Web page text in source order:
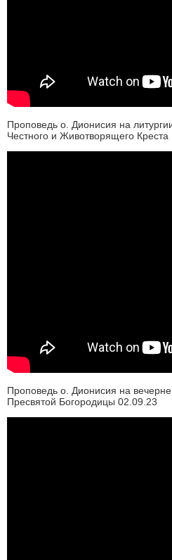
Проповедь о. Дионисия на
Честного и Животворящего
Проповедь о. Дионисия на
Пресвятой Богородицы 02.09.23